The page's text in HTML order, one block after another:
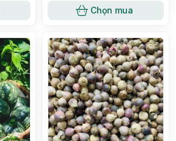
Chọn mua